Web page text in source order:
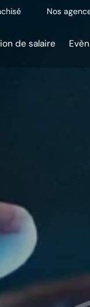
Nos
de salaire